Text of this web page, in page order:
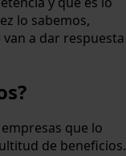
lo sabemos,
a dar respuesta
que lo
de beneficios.